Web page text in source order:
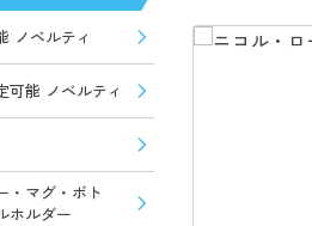
ノベルティ
可能 ノベルティ
・マグ・ボト
ホルダー